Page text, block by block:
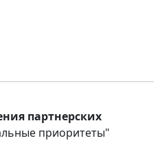
партнерских
приоритеты"